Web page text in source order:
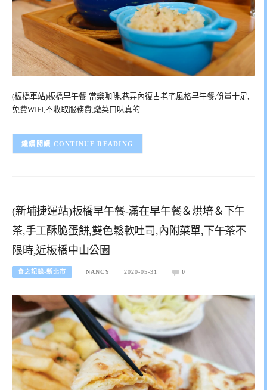
(板橋車站)板橋早午餐-當樂咖啡,巷弄內復古老宅風格早午餐,份量十足,
免費WIFI,不收取服務費,燉菜口味真的…
CONTINUE READING
(新埔捷運站)板橋早午餐-滿在早午餐＆烘培＆下午
茶,手工酥脆蛋餅,雙色鬆軟吐司,內附菜單,下午茶不
限時,近板橋中山公園
食之記錄-新北市 NANCY 2020-05-31 0